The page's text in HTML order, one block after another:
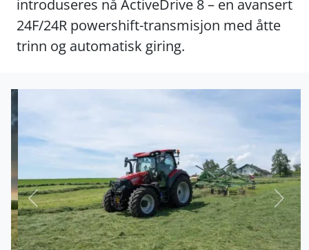
introduseres nå ActiveDrive 8 – en avansert
24F/24R powershift-transmisjon med åtte
trinn og automatisk giring.
Forrige